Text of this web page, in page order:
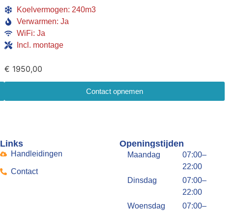
Koelvermogen: 240m3
Verwarmen: Ja
WiFi: Ja
Incl. montage
€ 1950,00
Contact opnemen
Links
Handleidingen
Contact
Openingstijden
Maandag
07:00–
22:00
Dinsdag
07:00–
22:00
Woensdag
07:00–